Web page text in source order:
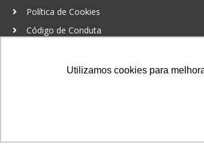
Utilizamos cookies para
Política de Cookies
Código de Conduta